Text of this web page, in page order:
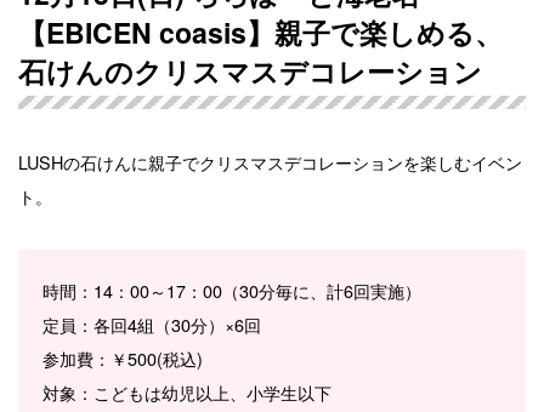
【EBICEN coasis】親子で楽しめる、
石けんのクリスマスデコレーション
LUSHの石けんに親子でクリスマスデコレーションを楽しむイベン
ト。
時間：14：00～17：00（30分毎に、計6回実施）
定員：各回4組（30分）×6回
参加費：￥500(税込)
対象：こどもは幼児以上、小学生以下